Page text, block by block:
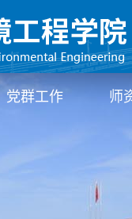
党群工作 师